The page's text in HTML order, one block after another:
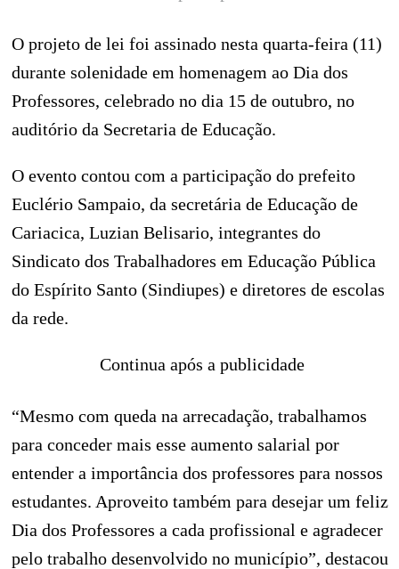
O projeto de lei foi assinado nesta quarta-feira (11)
durante solenidade em homenagem ao Dia dos
Professores, celebrado no dia 15 de outubro, no
auditório da Secretaria de Educação.
O evento contou com a participação do prefeito
Euclério Sampaio, da secretária de Educação de
Cariacica, Luzian Belisario, integrantes do
Sindicato dos Trabalhadores em Educação Pública
do Espírito Santo (Sindiupes) e diretores de escolas
da rede.
Continua após a publicidade
“Mesmo com queda na arrecadação, trabalhamos
para conceder mais esse aumento salarial por
entender a importância dos professores para nossos
estudantes. Aproveito também para desejar um feliz
Dia dos Professores a cada profissional e agradecer
pelo trabalho desenvolvido no município”, destacou